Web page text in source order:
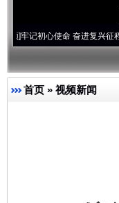
使命 奋进复兴征程丨宝塔山下
首页 » 视频新闻